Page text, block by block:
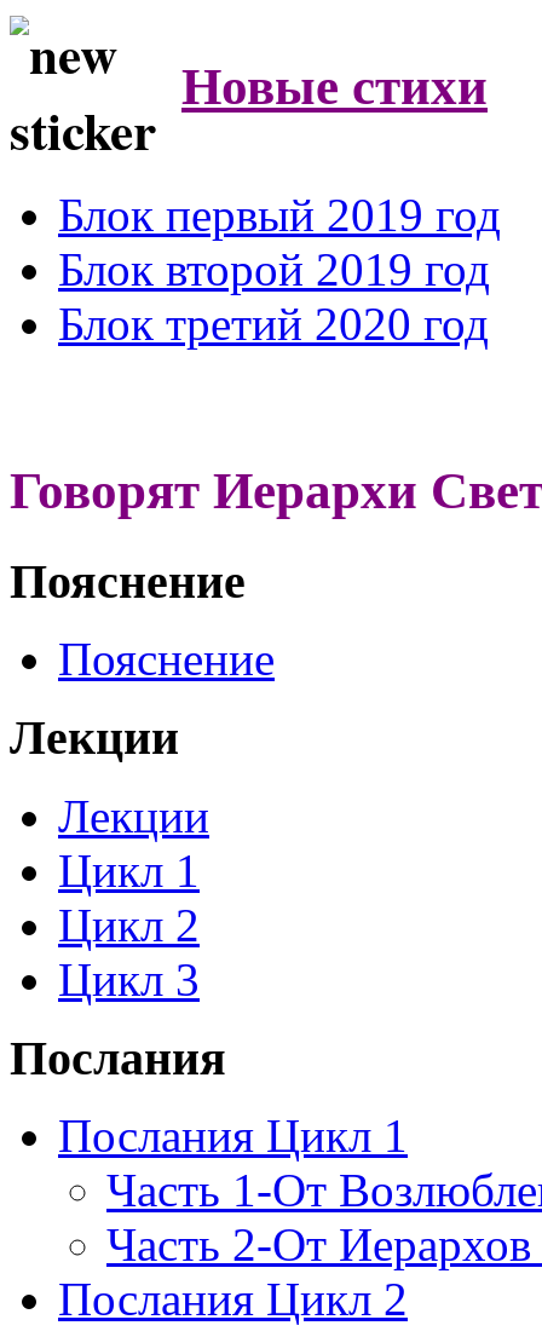
Новые стихи
Блок первый 2019 год
Блок второй 2019 год
Блок третий 2020 год
Говорят Иерархи
Пояснение
Пояснение
Лекции
Лекции
Цикл 1
Цикл 2
Цикл 3
Послания
Послания Цикл 1
Часть 1-От
Часть 2-От
Послания Цикл 2